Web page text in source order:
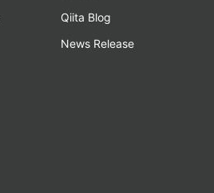
Qiita Blog
News Release